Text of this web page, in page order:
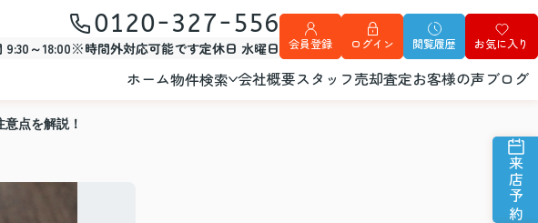
0120-327-556
9:30～18:00※時間外対応可能です定休日 水曜日 会員登録 ログイン 閲覧履歴 お気に入り
ホーム物件検索 会社概要スタッフ売却査定お客様の声ブログ
来店予約
点を解説！